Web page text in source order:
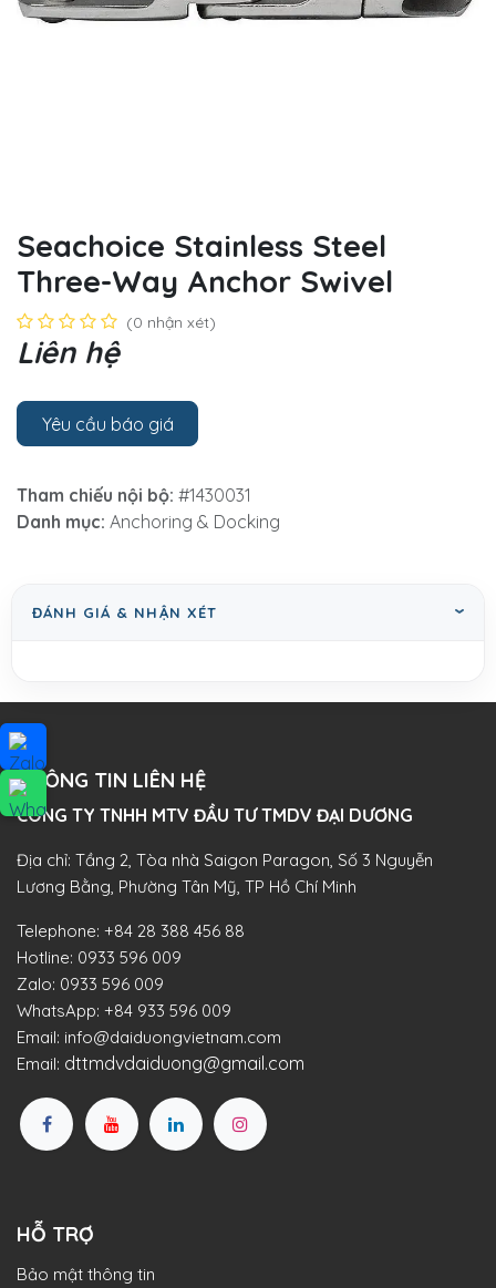
Seachoice Stainless Steel
Three-Way Anchor Swivel
(0 nhận xét)
Liên hệ
Yêu cầu báo giá
Tham chiếu nội bộ: #1430031
Danh mục: Anchoring & Docking
ĐÁNH GIÁ & NHẬN XÉT
THÔNG TIN LIÊN HỆ
CÔNG TY TNHH MTV ĐẦU TƯ TMDV ĐẠI DƯƠNG​
Địa chỉ: Tầng 2, Tòa nhà Saigon Paragon, Số 3 Nguyễn
Lương Bằng, Phường Tân Mỹ, TP Hồ Chí Minh
Telephone: +84 28 388 456 88
Hotline: 0933 596 009
Zalo: 0933 596 009
WhatsApp: +84 933 596 009
Email: info@daiduongvietnam.com
Email: dttmdvdaiduong@gmail.com
HỖ TRỢ
Bảo mật thông tin